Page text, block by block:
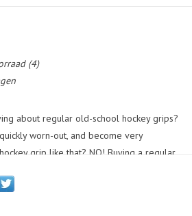
(4)
about regular old-school hockey grips?
worn-out, and become very
grip like that? NO! Buying a regular
Cork grip!